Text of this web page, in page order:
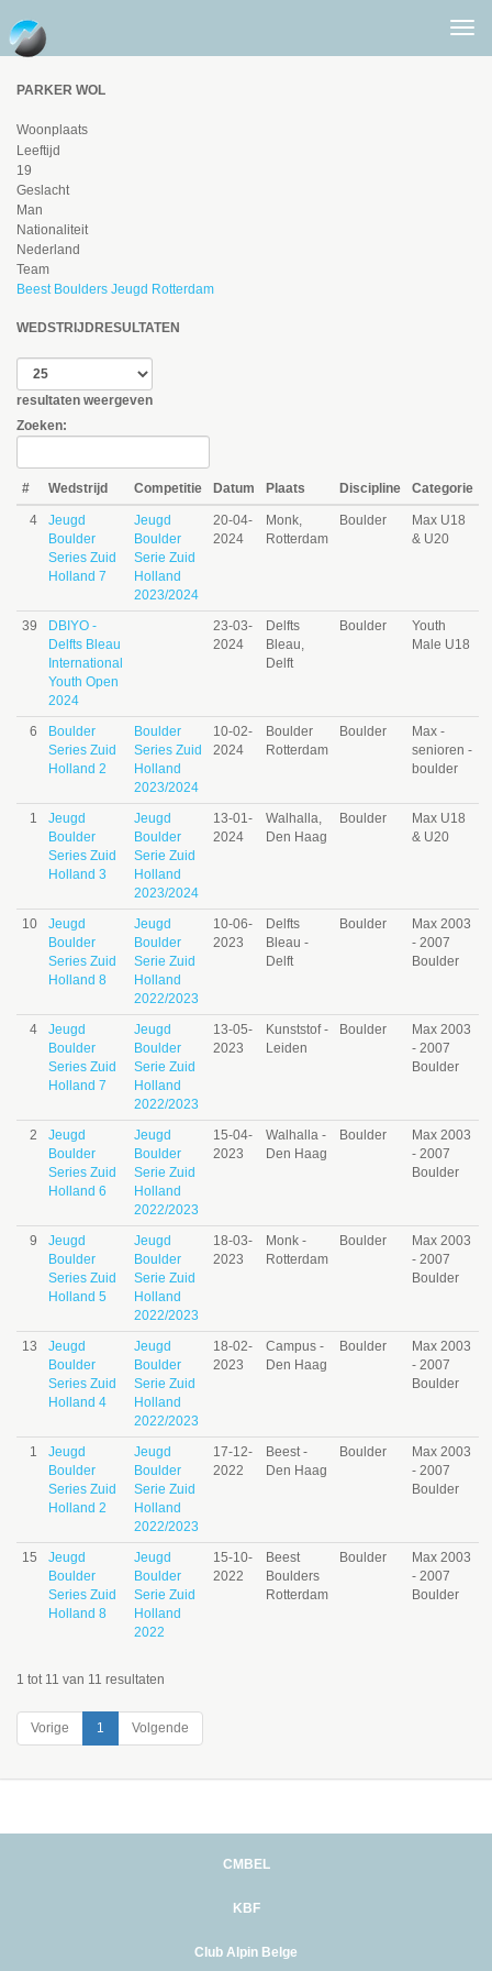
PARKER WOL
Woonplaats
Leeftijd
19
Geslacht
Man
Nationaliteit
Nederland
Team
Beest Boulders Jeugd Rotterdam
WEDSTRIJDRESULTATEN
resultaten weergeven
Zoeken:
# Wedstrijd Competitie Datum Plaats Discipline Categorie
4
Jeugd
Boulder
Series Zuid
Holland 7
Jeugd
Boulder
Serie Zuid
Holland
2023/2024
20-04-
2024
Monk,
Rotterdam
Boulder
Max U18
& U20
39
DBIYO -
Delfts Bleau
International
Youth Open
2024
23-03-
2024
Delfts
Bleau,
Delft
Boulder
Youth
Male U18
6
Boulder
Series Zuid
Holland 2
Boulder
Series Zuid
Holland
2023/2024
10-02-
2024
Boulder
Rotterdam
Boulder
Max -
senioren -
boulder
1
Jeugd
Boulder
Series Zuid
Holland 3
Jeugd
Boulder
Serie Zuid
Holland
2023/2024
13-01-
2024
Walhalla,
Den Haag
Boulder
Max U18
& U20
10
Jeugd
Boulder
Series Zuid
Holland 8
Jeugd
Boulder
Serie Zuid
Holland
2022/2023
10-06-
2023
Delfts
Bleau -
Delft
Boulder
Max 2003
- 2007
Boulder
4
Jeugd
Boulder
Series Zuid
Holland 7
Jeugd
Boulder
Serie Zuid
Holland
2022/2023
13-05-
2023
Kunststof -
Leiden
Boulder
Max 2003
- 2007
Boulder
2
Jeugd
Boulder
Series Zuid
Holland 6
Jeugd
Boulder
Serie Zuid
Holland
2022/2023
15-04-
2023
Walhalla -
Den Haag
Boulder
Max 2003
- 2007
Boulder
9
Jeugd
Boulder
Series Zuid
Holland 5
Jeugd
Boulder
Serie Zuid
Holland
2022/2023
18-03-
2023
Monk -
Rotterdam
Boulder
Max 2003
- 2007
Boulder
13
Jeugd
Boulder
Series Zuid
Holland 4
Jeugd
Boulder
Serie Zuid
Holland
2022/2023
18-02-
2023
Campus -
Den Haag
Boulder
Max 2003
- 2007
Boulder
1
Jeugd
Boulder
Series Zuid
Holland 2
Jeugd
Boulder
Serie Zuid
Holland
2022/2023
17-12-
2022
Beest -
Den Haag
Boulder
Max 2003
- 2007
Boulder
15
Jeugd
Boulder
Series Zuid
Holland 8
Jeugd
Boulder
Serie Zuid
Holland
2022
15-10-
2022
Beest
Boulders
Rotterdam
Boulder
Max 2003
- 2007
Boulder
1 tot 11 van 11 resultaten
Vorige 1 Volgende
CMBEL
KBF
Club Alpin Belge